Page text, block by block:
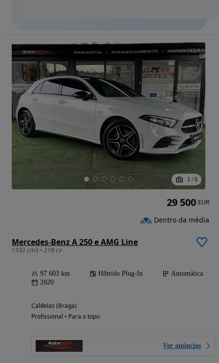
1 / 6
Mercedes-Benz A 250 e AMG Line
1332 cm3 • 218 cv
97 603 km Híbrido Plug-In
Automática
2020
Caldelas (Braga)
Profissional • Para o topo
Ver anúncios
29 500 EUR
Dentro da média